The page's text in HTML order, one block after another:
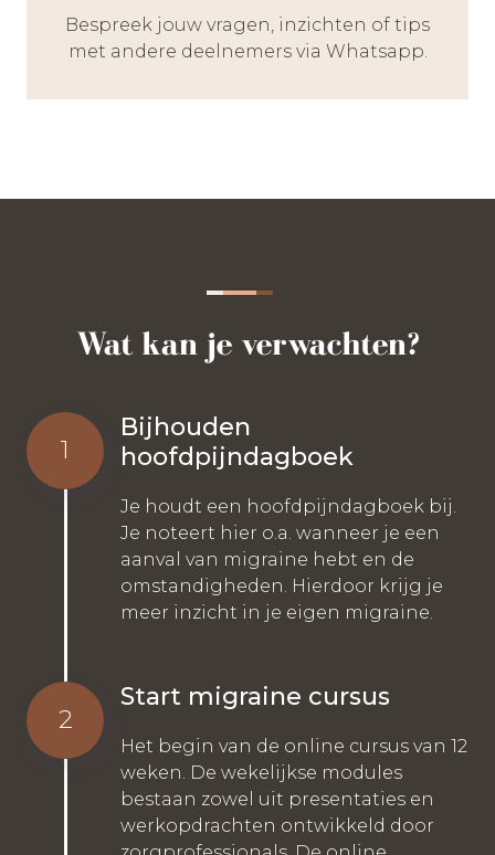
Bespreek jouw vragen, inzichten of tips
met andere deelnemers via Whatsapp.
Wat kan je verwachten?
1
Bijhouden
hoofdpijndagboek
Je houdt een hoofdpijndagboek bij.
Je noteert hier o.a. wanneer je een
aanval van migraine hebt en de
omstandigheden. Hierdoor krijg je
meer inzicht in je eigen migraine.
2
Start migraine cursus
Het begin van de online cursus van 12
weken. De wekelijkse modules
bestaan zowel uit presentaties en
werkopdrachten ontwikkeld door